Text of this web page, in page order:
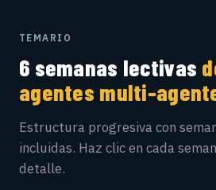
TEMARIO
6 semanas lectivas
agentes multi-
Estructura progresiva con
incluidas. Haz clic en cada
detalle.